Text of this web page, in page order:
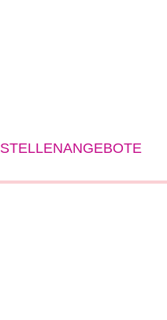
STELLENANGEBOTE